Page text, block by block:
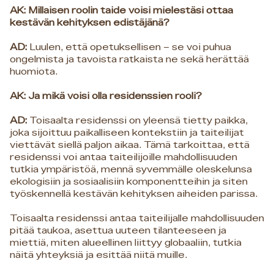
AK: Millaisen roolin taide voisi mielestäsi ottaa
kestävän kehityksen edistäjänä?
AD: Luulen, että opetuksellisen – se voi puhua
ongelmista ja tavoista ratkaista ne sekä herättää
huomiota.
AK: Ja mikä voisi olla residenssien rooli?
AD: Toisaalta residenssi on yleensä tietty paikka,
joka sijoittuu paikalliseen kontekstiin ja taiteilijat
viettävät siellä paljon aikaa. Tämä tarkoittaa, että
residenssi voi antaa taiteilijoille mahdollisuuden
tutkia ympäristöä, mennä syvemmälle oleskelunsa
ekologisiin ja sosiaalisiin komponentteihin ja siten
työskennellä kestävän kehityksen aiheiden parissa.
Toisaalta residenssi antaa taiteilijalle mahdollisuuden
pitää taukoa, asettua uuteen tilanteeseen ja
miettiä, miten alueellinen liittyy globaaliin, tutkia
näitä yhteyksiä ja esittää niitä muille.